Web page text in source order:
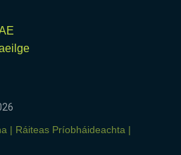
Ráiteas Príobháideachta